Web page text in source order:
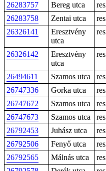
26283757
Bereg utca
26283758
Zentai utca
26326141
Eresztvény
utca
26326142
Eresztvény
utca
26494611 Szamos utca
26747336
Gorka utca
26747672
Szamos utca
26747673
Szamos utca
26792453
Juhász utca
26792506
Fenyő utca
26792565
Málnás utca